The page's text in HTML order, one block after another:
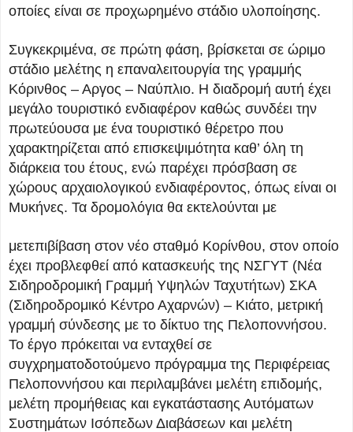
οποίες είναι σε προχωρημένο στάδιο υλοποίησης.
Συγκεκριμένα, σε πρώτη φάση, βρίσκεται σε ώριμο
στάδιο μελέτης η επαναλειτουργία της γραμμής
Κόρινθος – Αργος – Ναύπλιο. Η διαδρομή αυτή έχει
μεγάλο τουριστικό ενδιαφέρον καθώς συνδέει την
πρωτεύουσα με ένα τουριστικό θέρετρο που
χαρακτηρίζεται από επισκεψιμότητα καθ’ όλη τη
διάρκεια του έτους, ενώ παρέχει πρόσβαση σε
χώρους αρχαιολογικού ενδιαφέροντος, όπως είναι οι
Μυκήνες. Τα δρομολόγια θα εκτελούνται με
μετεπιβίβαση στον νέο σταθμό Κορίνθου, στον οποίο
έχει προβλεφθεί από κατασκευής της ΝΣΓΥΤ (Νέα
Σιδηροδρομική Γραμμή Υψηλών Ταχυτήτων) ΣΚΑ
(Σιδηροδρομικό Κέντρο Αχαρνών) – Κιάτο, μετρική
γραμμή σύνδεσης με το δίκτυο της Πελοποννήσου.
Το έργο πρόκειται να ενταχθεί σε
συγχρηματοδοτούμενο πρόγραμμα της Περιφέρειας
Πελοποννήσου και περιλαμβάνει μελέτη επιδομής,
μελέτη προμήθειας και εγκατάστασης Αυτόματων
Συστημάτων Ισόπεδων Διαβάσεων και μελέτη